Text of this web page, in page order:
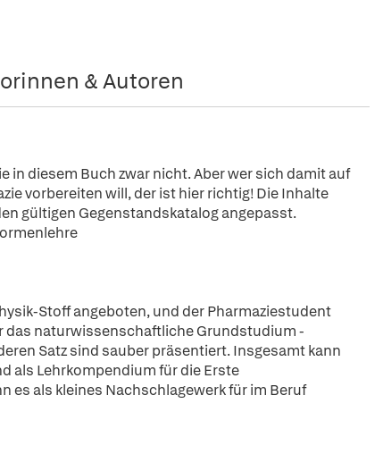
& Autoren
in diesem Buch zwar nicht. Aber wer sich damit auf
vorbereiten will, der ist hier richtig! Die Inhalte
gültigen Gegenstandskatalog angepasst.
Stoff angeboten, und der Pharmaziestudent
das naturwissenschaftliche Grundstudium -
Satz sind sauber präsentiert. Insgesamt kann
als Lehrkompendium für die Erste
es als kleines Nachschlagewerk für im Beruf